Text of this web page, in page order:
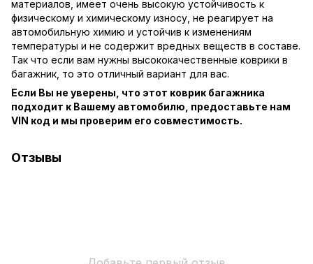
материалов, имеет очень высокую устойчивость к
физическому и химическому износу, не реагирует на
автомобильную химию и устойчив к изменениям
температуры и не содержит вредных веществ в составе.
Так что если вам нужны высококачественные коврики в
багажник, то это отличный вариант для вас.
Если Вы не уверены, что этот коврик багажника
подходит к Вашему автомобилю, предоставьте нам
VIN код и мы проверим его совместимость.
Отзывы